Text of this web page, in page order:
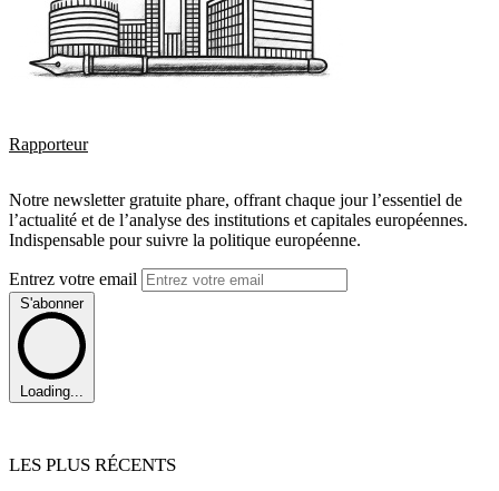
Rapporteur
Notre newsletter gratuite phare, offrant chaque jour l’essentiel de
l’actualité et de l’analyse des institutions et capitales européennes.
Indispensable pour suivre la politique européenne.
Entrez votre email
S'abonner
Loading...
LES PLUS RÉCENTS